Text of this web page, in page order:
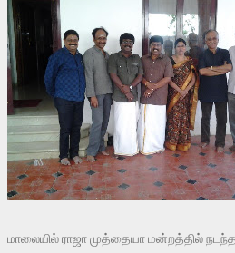
மாலையில் ராஜா முத்தையா மன்றத்தில்